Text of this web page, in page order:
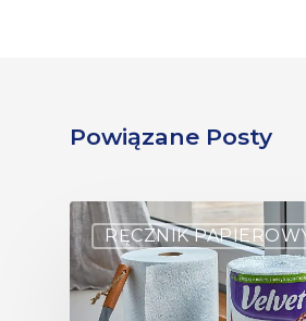
Powiązane Posty
RĘCZNIK